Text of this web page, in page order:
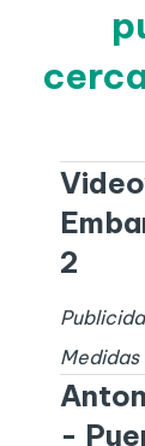
2
Medidas
-